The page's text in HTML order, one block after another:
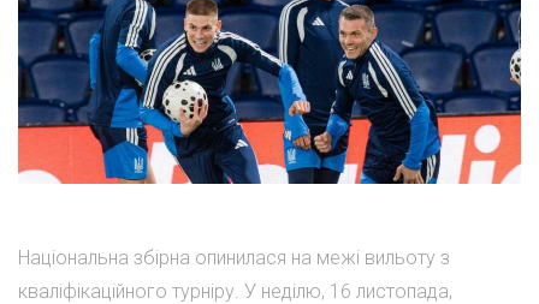
Національна збірна опинилася на межі вильоту з
кваліфікаційного турніру. У неділю, 16 листопада,